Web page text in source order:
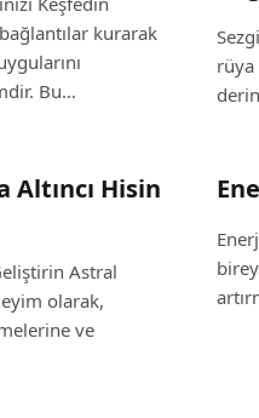
kurarak
Bu…
rüya
Altıncı Hisin
Astral
olarak,
ve